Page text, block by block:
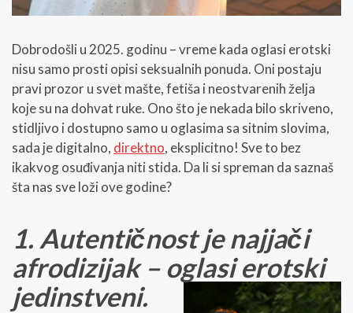
Dobrodošli u 2025. godinu – vreme kada oglasi erotski
nisu samo prosti opisi seksualnih ponuda. Oni postaju
pravi prozor u svet mašte, fetiša i neostvarenih želja
koje su na dohvat ruke. Ono što je nekada bilo skriveno,
stidljivo i dostupno samo u oglasima sa sitnim slovima,
sada je digitalno, direktno, eksplicitno! Sve to bez
ikakvog osuđivanja niti stida. Da li si spreman da saznaš
šta nas sve loži ove godine?
1. Autentičnost je najjači
afrodizijak – oglasi erotski
jedinstveni.